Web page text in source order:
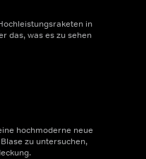
in
das, was es zu sehen
hochmoderne neue
zu untersuchen,